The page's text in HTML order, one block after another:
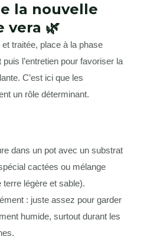
la nouvelle
vera 🌿
traitée, place à la phase
l’entretien pour favoriser la
C’est ici que les
un rôle déterminant.
dans un pot avec un substrat
cactées ou mélange
légère et sable).
: juste assez pour garder
humide, surtout durant les